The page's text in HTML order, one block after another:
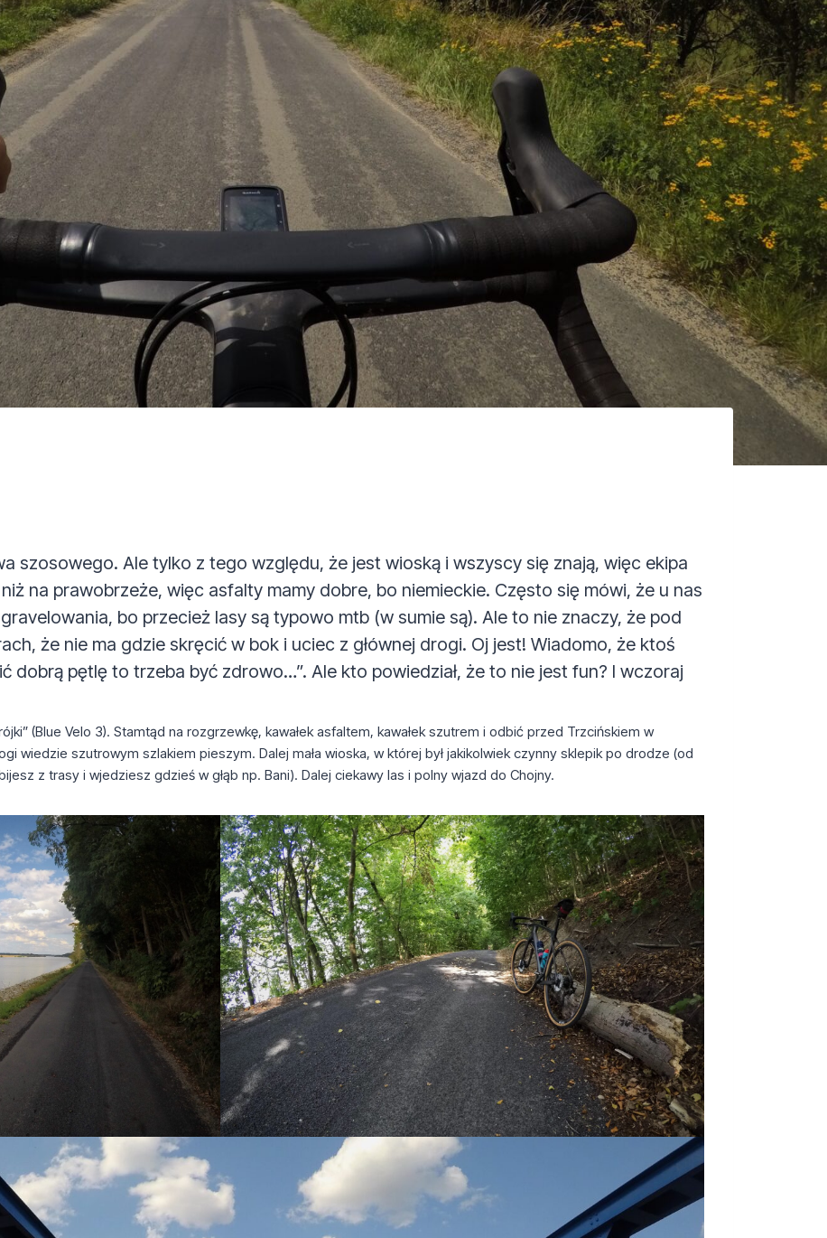
szosowego. Ale tylko z tego względu, że jest wioską i wszyscy się znają, więc ekipa
na prawobrzeże, więc asfalty mamy dobre, bo niemieckie. Często się mówi, że u nas
bo przecież lasy są typowo mtb (w sumie są). Ale to nie znaczy, że pod
że nie ma gdzie skręcić w bok i uciec z głównej drogi. Oj jest! Wiadomo, że ktoś
dobrą pętlę to trzeba być zdrowo…”. Ale kto powiedział, że to nie jest fun? I wczoraj
(Blue Velo 3). Stamtąd na rozgrzewkę, kawałek asfaltem, kawałek szutrem i odbić przed Trzcińskiem w
wiedzie szutrowym szlakiem pieszym. Dalej mała wioska, w której był jakikolwiek czynny sklepik po drodze (od
z trasy i wjedziesz gdzieś w głąb np. Bani). Dalej ciekawy las i polny wjazd do Chojny.